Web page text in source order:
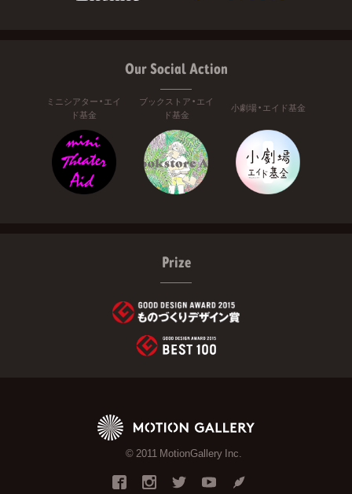
Our Social Action
ミニシアター・エイ
ド基金
ブックストア・エイ
ド基金
小劇場・エイド基金
Prize
© 2011 MotionGallery Inc.